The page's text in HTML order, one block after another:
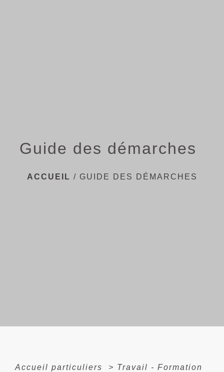
Guide des démarches
ACCUEIL / GUIDE DES DÉMARCHES
Accueil particuliers > Travail - Formation